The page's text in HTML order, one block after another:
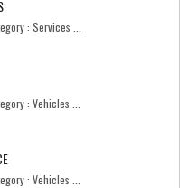
: Services ...
: Vehicles ...
: Vehicles ...